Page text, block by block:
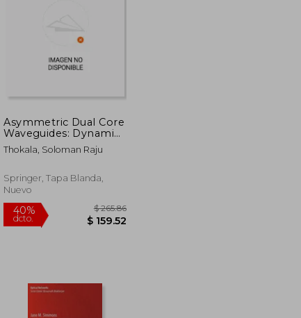
Asymmetric Dual Core
Waveguides: Dynamics
of Self-Similar Waves
(en Inglés)
Thokala, Soloman Raju
Springer, Tapa Blanda,
Nuevo